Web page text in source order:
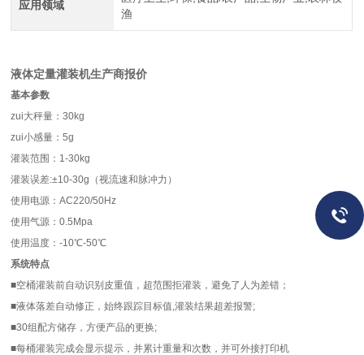
应用领域
渔
液体定量灌装机生产商报价
基本参数
zui大秤量：30kg
zui小感量：5g
灌装范围：1-30kg
灌装误差:±10-30g（视流速和脉冲力）
使用电源：AC220/50Hz
使用气源：0.5Mpa
使用温度：-10℃-50℃
系统特点
■空桶灌装前自动识别皮重值，超范围拒灌装，避免了人为差错；
■液体落差自动修正，始终跟踪目标值,灌装结果超差报警;
■30组配方储存，方便产品的更换;
■每桶灌装完成会显示提示，并累计重量和次数，并可外接打印机